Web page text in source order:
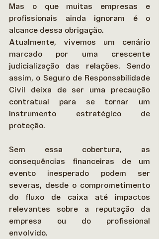
Mas o que muitas empresas e
profissionais ainda ignoram é o
alcance dessa obrigação.
Atualmente, vivemos um cenário
marcado por uma crescente
judicialização das relações. Sendo
assim, o Seguro de Responsabilidade
Civil deixa de ser uma precaução
contratual para se tornar um
instrumento estratégico de
proteção.
Sem essa cobertura, as
consequências financeiras de um
evento inesperado podem ser
severas, desde o comprometimento
do fluxo de caixa até impactos
relevantes sobre a reputação da
empresa ou do profissional
envolvido.